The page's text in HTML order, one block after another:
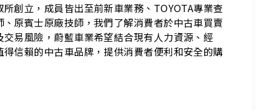
創立，成員皆出至前新車業務、TOYOTA專業查
原賓士原廠技師，我們了解消費者於中古車買賣
易風險，蔚藍車業希望結合現有人力資源、經
信賴的中古車品牌，提供消費者便利和安全的購